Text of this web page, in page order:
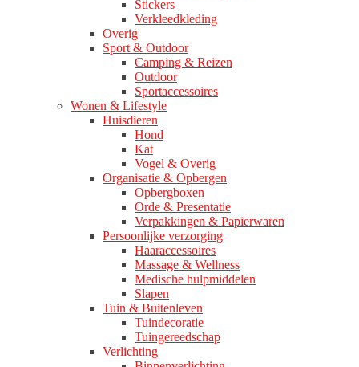
Stickers
Verkleedkleding
Overig
Sport & Outdoor
Camping & Reizen
Outdoor
Sportaccessoires
Wonen & Lifestyle
Huisdieren
Hond
Kat
Vogel & Overig
Organisatie & Opbergen
Opbergboxen
Orde & Presentatie
Verpakkingen & Papierwaren
Persoonlijke verzorging
Haaraccessoires
Massage & Wellness
Medische hulpmiddelen
Slapen
Tuin & Buitenleven
Tuindecoratie
Tuingereedschap
Verlichting